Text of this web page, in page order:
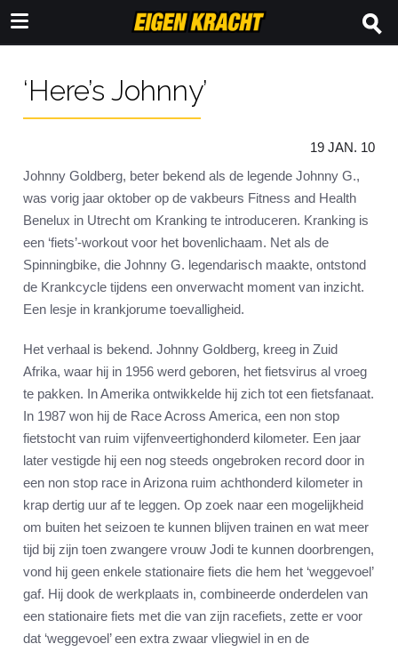
‘Here’s Johnny’
19 JAN. 10
Johnny Goldberg, beter bekend als de legende Johnny G.,
was vorig jaar oktober op de vakbeurs Fitness and Health
Benelux in Utrecht om Kranking te introduceren. Kranking is
een ‘fiets’-workout voor het bovenlichaam. Net als de
Spinningbike, die Johnny G. legendarisch maakte, ontstond
de Krankcycle tijdens een onverwacht moment van inzicht.
Een lesje in krankjorume toevalligheid.
Het verhaal is bekend. Johnny Goldberg, kreeg in Zuid
Afrika, waar hij in 1956 werd geboren, het fietsvirus al vroeg
te pakken. In Amerika ontwikkelde hij zich tot een fietsfanaat.
In 1987 won hij de Race Across America, een non stop
fietstocht van ruim vijfenveertighonderd kilometer. Een jaar
later vestigde hij een nog steeds ongebroken record door in
een non stop race in Arizona ruim achthonderd kilometer in
krap dertig uur af te leggen. Op zoek naar een mogelijkheid
om buiten het seizoen te kunnen blijven trainen en wat meer
tijd bij zijn toen zwangere vrouw Jodi te kunnen doorbrengen,
vond hij geen enkele stationaire fiets die hem het ‘weggevoel’
gaf. Hij dook de werkplaats in, combineerde onderdelen van
een stationaire fiets met die van zijn racefiets, zette er voor
dat ‘weggevoel’ een extra zwaar vliegwiel in en de